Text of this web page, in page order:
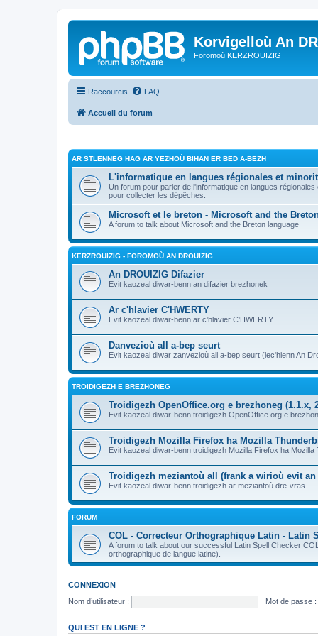
Korvigelloù An
Foromoù KERZROUIZIG
Raccourcis FAQ
Accueil du forum
AR STLENNEG HAG AR YEZHOÙ BIHAN ER BED A-BEZH
L'informatique en langues régionales et
Un forum pour parler de l'informatique en langues
pour collecter les dépêches.
Microsoft et le breton - Microsoft and the
A forum to talk about Microsoft and the Breton language
KERZROUIZIG - FOROMOÙ AN DROUIZIG
An DROUIZIG Difazier
Evit kaozeal diwar-benn an difazier brezhonek
Ar c'hlavier C'HWERTY
Evit kaozeal diwar-benn ar c'hlavier C'HWERTY
Danvezioù all a-bep seurt
Evit kaozeal diwar zanvezioù all a-bep seurt (lec'hienn An
TROIDIGEZH E BREZHONEG
Troidigezh OpenOffice.org e brezhoneg (1.1.x,
Evit kaozeal diwar-benn troidigezh OpenOffice.org e
Troidigezh Mozilla Firefox ha Mozilla
Evit kaozeal diwar-benn troidigezh Mozilla Firefox ha
Troidigezh meziantoù all (frank a wirioù evit an
Evit kaozeal diwar-benn troidigezh ar meziantoù dre-vras
FORUM
COL - Correcteur Orthographique Latin - Latin
A forum to talk about our successful Latin Spell Checker
orthographique de langue latine).
CONNEXION
Nom d’utilisateur :
Mot de passe :
QUI EST EN LIGNE ?